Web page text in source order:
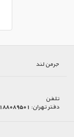
جرمن لند
تلفن
دفتر تهران: